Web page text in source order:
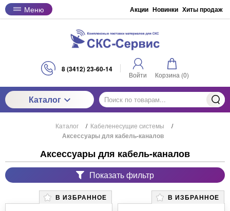
Меню Акции Новинки Хиты продаж
8 (3412) 23-60-14
Войти Корзина (0)
Каталог
Каталог / Кабеленесущие системы /
Аксессуары для кабель-каналов
Аксессуары для кабель-каналов
Показать фильтр
В ИЗБРАННОЕ В ИЗБРАННОЕ